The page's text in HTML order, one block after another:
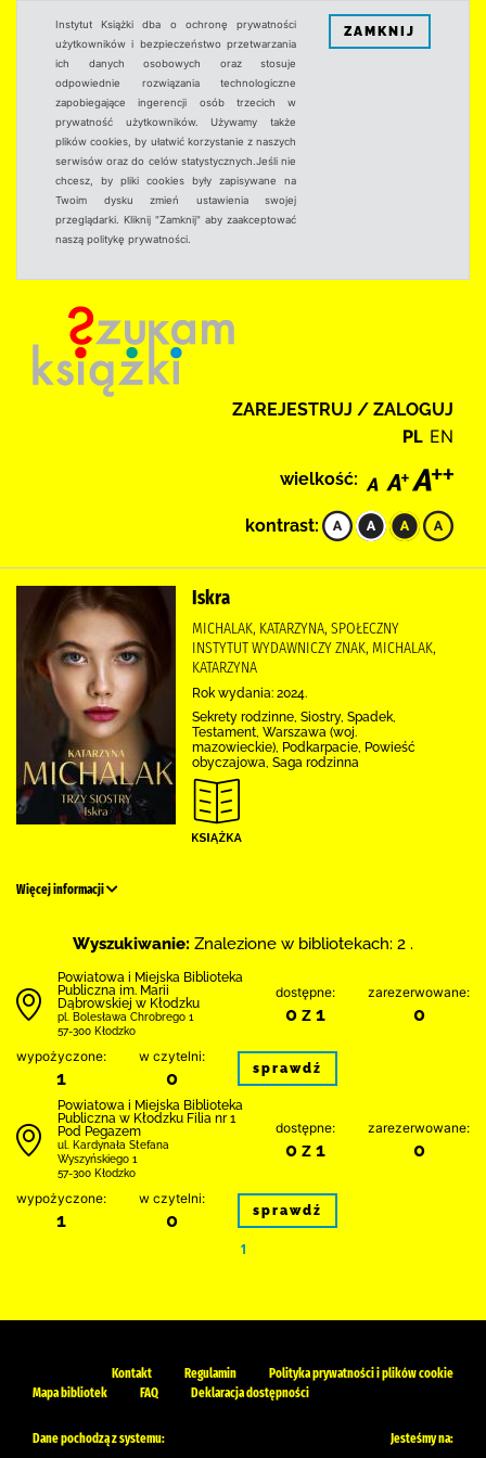
Instytut Książki dba o ochronę prywatności
użytkowników i bezpieczeństwo przetwarzania
ich danych osobowych oraz stosuje
odpowiednie rozwiązania technologiczne
zapobiegające ingerencji osób trzecich w
prywatność użytkowników. Używamy także
plików cookies, by ułatwić korzystanie z naszych
serwisów oraz do celów statystycznych.Jeśli nie
chcesz, by pliki cookies były zapisywane na
Twoim dysku zmień ustawienia swojej
przeglądarki. Kliknij "Zamknij" aby zaakceptować
naszą politykę prywatności.
ZAMKNIJ
ZAREJESTRUJ / ZALOGUJ
PL EN
wielkość:
kontrast:
Iskra
MICHALAK, KATARZYNA, SPOŁECZNY
INSTYTUT WYDAWNICZY ZNAK, MICHALAK,
KATARZYNA
Rok wydania: 2024.
Sekrety rodzinne, Siostry, Spadek,
Testament, Warszawa (woj.
mazowieckie), Podkarpacie, Powieść
obyczajowa, Saga rodzinna
Więcej informacji
Wyszukiwanie: Znalezione w bibliotekach: 2 .
Powiatowa i Miejska Biblioteka
Publiczna im. Marii
Dąbrowskiej w Kłodzku
pl. Bolesława Chrobrego 1
57-300 Kłodzko
dostępne:
0 z 1
zarezerwowane:
0
wypożyczone:
1
w czytelni:
0 sprawdź
Powiatowa i Miejska Biblioteka
Publiczna w Kłodzku Filia nr 1
Pod Pegazem
ul. Kardynała Stefana
Wyszyńskiego 1
57-300 Kłodzko
dostępne:
0 z 1
zarezerwowane:
0
wypożyczone:
1
w czytelni:
0 sprawdź
1
Kontakt Regulamin
Polityka prywatności i plików cookie
Mapa bibliotek
FAQ Deklaracja dostępności
Dane pochodzą z systemu: Jesteśmy na: